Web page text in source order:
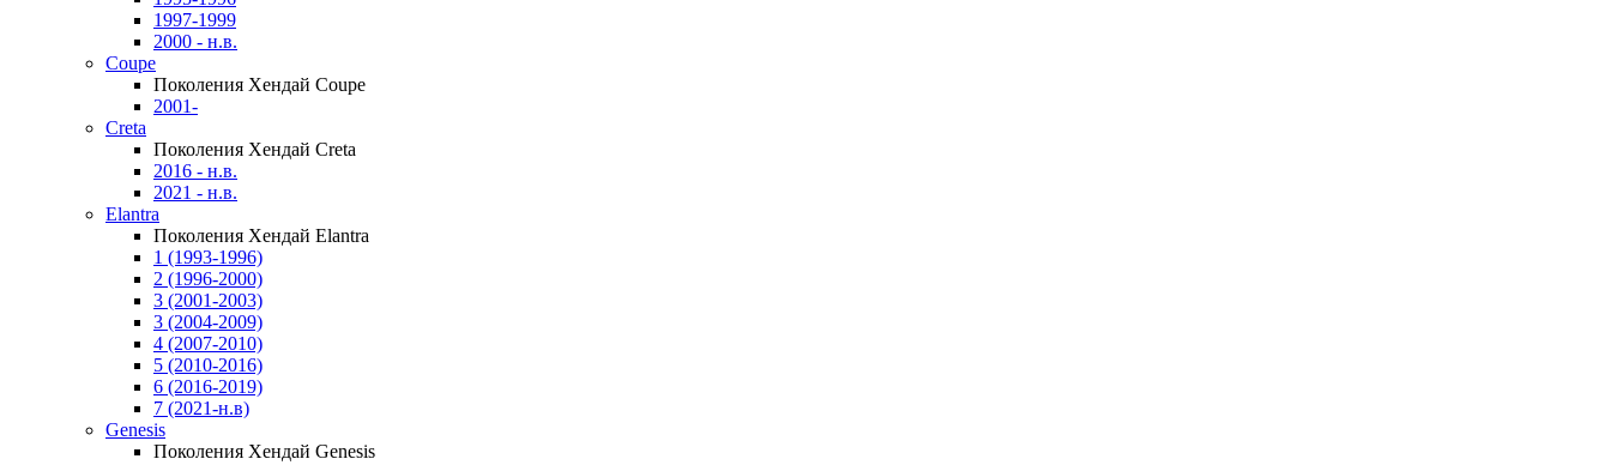
1997-1999
2000 - н.в.
Coupe
Поколения Хендай Coupe
2001-
Creta
Поколения Хендай Creta
2016 - н.в.
2021 - н.в.
Elantra
Поколения Хендай Elantra
1 (1993-1996)
2 (1996-2000)
3 (2001-2003)
3 (2004-2009)
4 (2007-2010)
5 (2010-2016)
6 (2016-2019)
7 (2021-н.в)
Genesis
Поколения Хендай Genesis